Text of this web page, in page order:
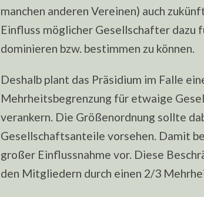
manchen anderen Vereinen) auch
Einfluss möglicher Gesellschafter dazu
dominieren bzw. bestimmen zu können.
Deshalb plant das Präsidium im Falle
Mehrheitsbegrenzung für etwaige
verankern. Die Größenordnung sollte
Gesellschaftsanteile vorsehen. Damit
großer Einflussnahme vor. Diese
den Mitgliedern durch einen 2/3